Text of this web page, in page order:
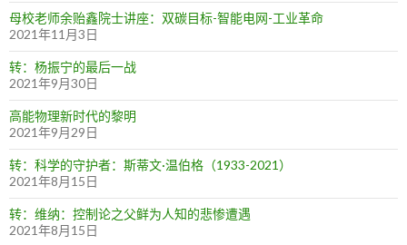
母校老师余贻鑫院士讲座：双碳目标-智能电网-工业革命
2021年11月3日
转：杨振宁的最后一战
2021年9月30日
高能物理新时代的黎明
2021年9月29日
转：科学的守护者：斯蒂文·温伯格（1933-2021）
2021年8月15日
转：维纳：控制论之父鲜为人知的悲惨遭遇
2021年8月15日